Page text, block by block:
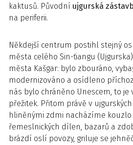
kaktusů. Původní ujgurská
na periferii.
Někdejší centrum postihl stejný
města celého Sin-ťiangu
města Kašgar: bylo zbouráno,
modernizováno a osídleno
nás bylo chráněno Unescem, to je
přežitek. Přitom právě v
hliněnými zdmi nacházíme
řemeslnických dílen, bazarů a
brázdí oslí povozy, griluje se